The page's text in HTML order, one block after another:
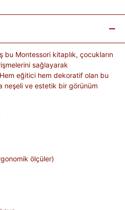
bu Montessori kitaplık, çocukların
sağlayarak
Hem eğitici hem dekoratif olan bu
neşeli ve estetik bir görünüm
ölçüler)